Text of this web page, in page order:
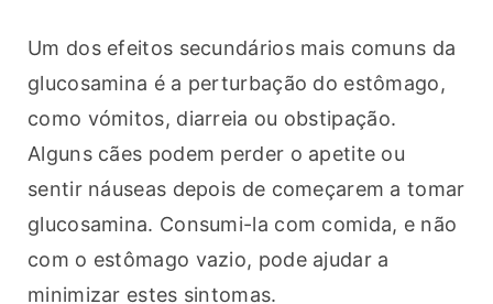
Um dos efeitos secundários mais comuns da
glucosamina é a perturbação do estômago,
como vómitos, diarreia ou obstipação.
Alguns cães podem perder o apetite ou
sentir náuseas depois de começarem a tomar
glucosamina. Consumi-la com comida, e não
com o estômago vazio, pode ajudar a
minimizar estes sintomas.